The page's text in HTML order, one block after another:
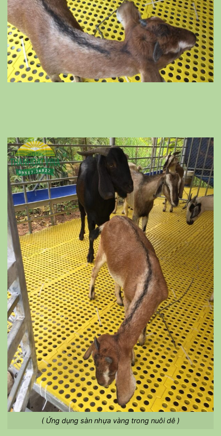
( Ứng dụng sàn nhựa vàng trong nuôi dê )